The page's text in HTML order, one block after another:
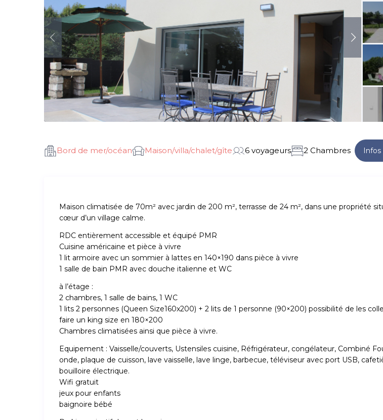
Bord de mer/océan Maison/villa/chalet/gîte 6 voyageurs 2 Chambres Infos
Maison climatisée de 70m² avec jardin de 200 m², terrasse de 24 m², dans une propriété
cœur d’un village calme.
RDC entièrement accessible et équipé PMR
Cuisine américaine et pièce à vivre
1 lit armoire avec un sommier à lattes en 140×190 dans pièce à vivre
1 salle de bain PMR avec douche italienne et WC
à l’étage :
2 chambres, 1 salle de bains, 1 WC
1 lits 2 personnes (Queen Size160x200) + 2 lits de 1 personne (90×200) possibilité de les
faire un king size en 180×200
Chambres climatisées ainsi que pièce à vivre.
Equipement : Vaisselle/couverts, Ustensiles cuisine, Réfrigérateur, congélateur, Combiné
onde, plaque de cuisson, lave vaisselle, lave linge, barbecue, téléviseur avec port USB,
bouilloire électrique.
Wifi gratuit
jeux pour enfants
baignoire bébé